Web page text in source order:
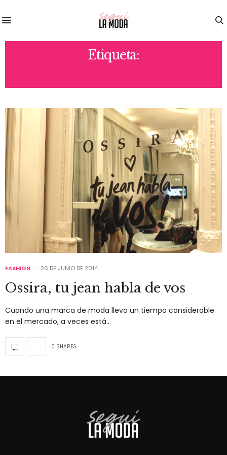
Etiqueta:
FASHION 26 DE JUNIO DE 2014
Ossira, tu jean habla de vos
Cuando una marca de moda lleva un tiempo considerable
en el mercado, a veces está…
0 SHARES